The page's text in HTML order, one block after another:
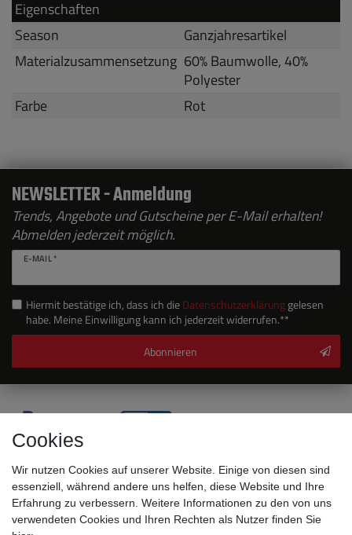
Eigenschaften
Season
Ganzjahresartikel
Materialzusammensetzung 60% Baumwolle, 40%
Polyester
Farbe
Rot
NEWSLETTER - Anmeldung
Trends, Angebote und Gutscheine per E-Mail erhalten!
Abmelden jederzeit möglich.
E-MAIL *
Hiermit bestätige ich, dass ich dieDaten­schutz­erklärunggelesen
habe. Meine Einwilligung kann ich jederzeit widerrufen.**
Abonnieren
Cookies
Wir nutzen Cookies auf unserer Website. Einige von diesen sind
essenziell, während andere uns helfen, diese Website und Ihre
Erfahrung zu verbessern. Weitere Informationen zu den von uns
verwendeten Cookies und Ihren Rechten als Nutzer finden Sie